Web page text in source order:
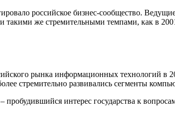
российское бизнес-сообщество.
такими же стремительными темпами, как в
рынка информационных технологий в
стремительно развивались сегменты
интерес государства к